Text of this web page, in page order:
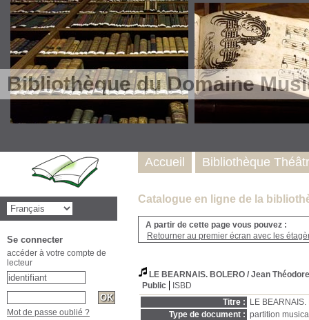
Bibliothèque du Domaine
Catalogue en ligne de la
A partir de cette page vous pouvez :
Retourner au premier écran avec les
LE BEARNAIS. BOLERO / Jean
Public
ISBD
Titre :
LE BEARNAIS.
Type de document : partition
Accueil Bibliothèque
Se connecter
accéder à votre compte de
lecteur
Mot de passe oublié ?